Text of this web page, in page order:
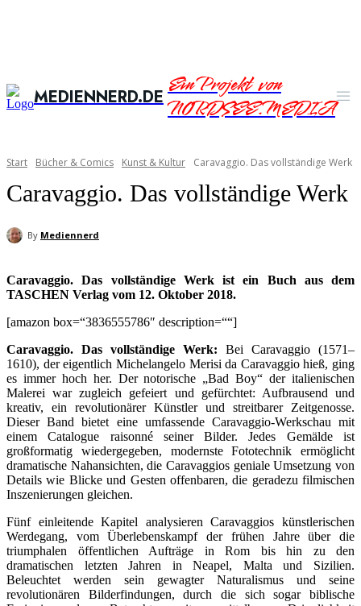
MEDIENNERD.DEEin Projekt von
NORDSEE.MEDIA
Start Bücher & Comics Kunst & Kultur Caravaggio. Das vollständige Werk
Caravaggio. Das vollständige Werk
By Mediennerd
Caravaggio. Das vollständige Werk ist ein Buch aus dem
TASCHEN Verlag vom 12. Oktober 2018.
[amazon box=“3836555786″ description=““]
Caravaggio. Das vollständige Werk: Bei Caravaggio (1571–
1610), der eigentlich Michelangelo Merisi da Caravaggio hieß, ging
es immer hoch her. Der notorische „Bad Boy“ der italienischen
Malerei war zugleich gefeiert und gefürchtet: Aufbrausend und
kreativ, ein revolutionärer Künstler und streitbarer Zeitgenosse.
Dieser Band bietet eine umfassende Caravaggio-Werkschau mit
einem Catalogue raisonné seiner Bilder. Jedes Gemälde ist
großformatig wiedergegeben, modernste Fototechnik ermöglicht
dramatische Nahansichten, die Caravaggios geniale Umsetzung von
Details wie Blicke und Gesten offenbaren, die geradezu filmischen
Inszenierungen gleichen.
Fünf einleitende Kapitel analysieren Caravaggios künstlerischen
Werdegang, vom Überlebenskampf der frühen Jahre über die
triumphalen öffentlichen Aufträge in Rom bis hin zu den
dramatischen letzten Jahren in Neapel, Malta und Sizilien.
Beleuchtet werden sein gewagter Naturalismus und seine
revolutionären Bilderfindungen, durch die sich sogar biblische